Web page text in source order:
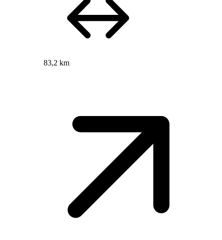
83,2 km